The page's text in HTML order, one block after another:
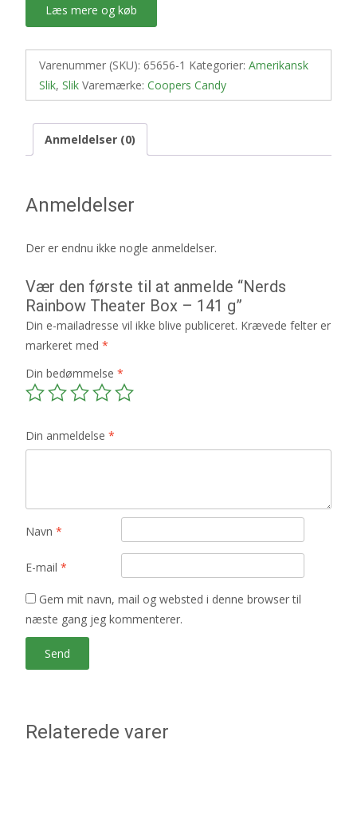
Læs mere og køb
Varenummer (SKU): 65656-1 Kategorier: Amerikansk
Slik, Slik Varemærke: Coopers Candy
Anmeldelser (0)
Anmeldelser
Der er endnu ikke nogle anmeldelser.
Vær den første til at anmelde “Nerds
Rainbow Theater Box – 141 g”
Din e-mailadresse vil ikke blive publiceret. Krævede felter er
markeret med *
Din bedømmelse *
Din anmeldelse *
Navn *
E-mail *
Gem mit navn, mail og websted i denne browser til
næste gang jeg kommenterer.
Relaterede varer